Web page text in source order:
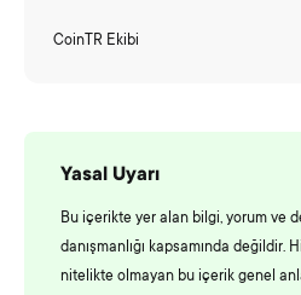
CoinTR Ekibi
Yasal Uyarı
Bu içerikte yer alan bilgi, yorum ve
danışmanlığı kapsamında değildir.
nitelikte olmayan bu içerik genel